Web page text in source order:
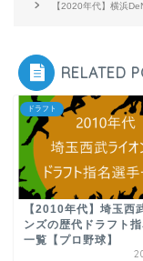
【2020年代】横浜
RELATED
ドラフト
【2010年代】埼玉西
ンズの歴代ドラフト
一覧【プロ野球】